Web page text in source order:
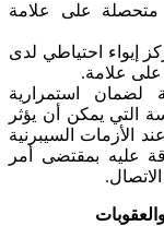
متحصلة على علامة
إيواء احتياطي لدى
علامة.
لضمان استمرارية
التي يمكن أن يؤثر
الأزمات السيبرنية
عليه بمقتضى أمر